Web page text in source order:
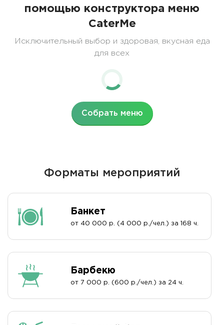
помощью конструктора меню
CaterMe
Исключительный выбор и здоровая, вкусная еда
для всех
Собрать меню
Форматы мероприятий
Банкет
от 40 000 р. (4 000 р./чел.) за 168 ч.
Барбекю
от 7 000 р. (600 р./чел.) за 24 ч.